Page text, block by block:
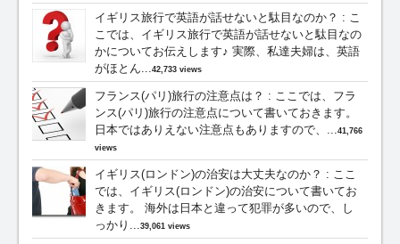
イギリス旅行で英語が話せないと駄目なのか？ : こ
こでは、イギリス旅行で英語が話せないと駄目なの
かについてお伝えします♪ 実際、私達夫婦は、英語
がほとん...
42,733 views
フランス(パリ)旅行の注意点は？ : ここでは、フラ
ンス(パリ)旅行の注意点について書いておきます。
日本ではありえない注意点もありますので、...
41,766
views
イギリス(ロンドン)の治安は大丈夫なのか？ : ここ
では、イギリス(ロンドン)の治安について書いてお
きます。 海外は日本と違って犯罪が多いので、し
っかり...
39,061 views